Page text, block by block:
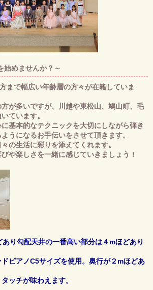
始めませんか？～
まで幅広い年齢層の方々が在籍していま
が多いですが、川越や東松山、鳩山町、毛
ています。
基本的なテクニックを大切にしながら弾き
うになるお手伝いをさせて頂きます。
の生活に彩りを添えてくれます。
や楽しさを一緒に感じていきましょう！
り勾配天井の一番高い部分は４mほどあり
ピアノC5サイズを使用。奥行が２mほどあ
ッチが味わえます。